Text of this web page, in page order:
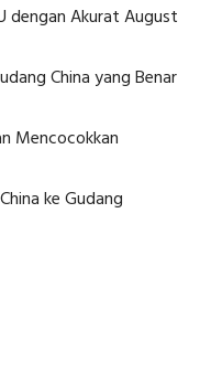
dengan AkuratAugust
China yang Benar
Mencocokkan
ke Gudang